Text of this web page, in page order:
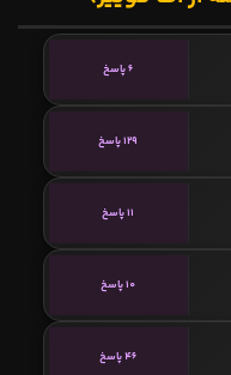
6 پاسخ
129 پاسخ
11 پاسخ
10 پاسخ
46 پاسخ